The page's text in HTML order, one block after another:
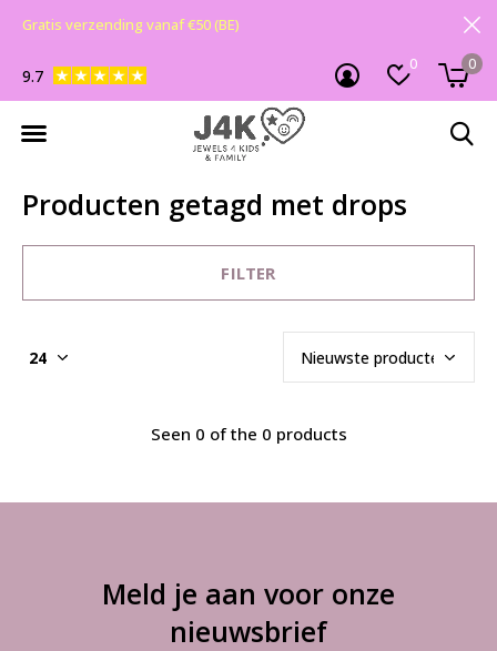
0 0
9.7
Gratis verzending vanaf €50 (BE)
Producten getagd met drops
FILTER
Seen 0 of the 0 products
Meld je aan voor onze
nieuwsbrief